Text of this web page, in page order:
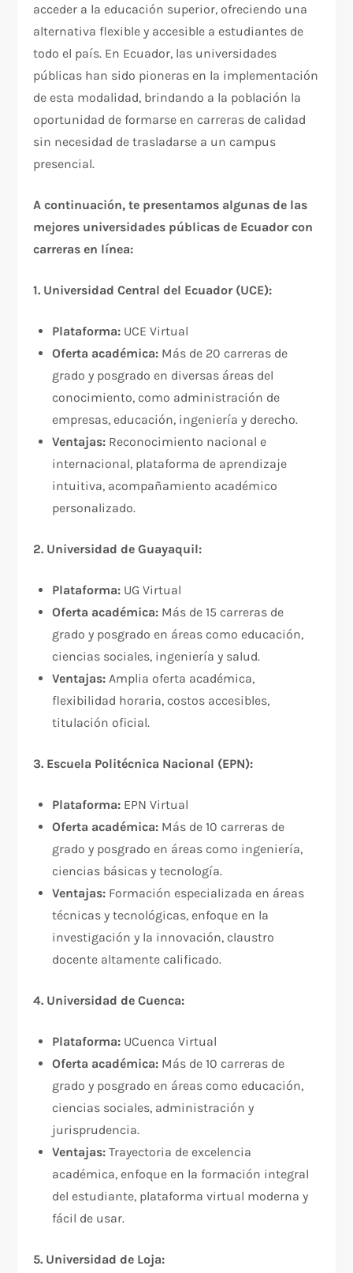
acceder a la educación superior, ofreciendo una
alternativa flexible y accesible a estudiantes de
todo el país. En Ecuador, las universidades
públicas han sido pioneras en la implementación
de esta modalidad, brindando a la población la
oportunidad de formarse en carreras de calidad
sin necesidad de trasladarse a un campus
presencial.
A continuación, te presentamos algunas de las
mejores universidades públicas de Ecuador con
carreras en línea:
1. Universidad Central del Ecuador (UCE):
Plataforma: UCE Virtual
Oferta académica: Más de 20 carreras de
grado y posgrado en diversas áreas del
conocimiento, como administración de
empresas, educación, ingeniería y derecho.
Ventajas: Reconocimiento nacional e
internacional, plataforma de aprendizaje
intuitiva, acompañamiento académico
personalizado.
2. Universidad de Guayaquil:
Plataforma: UG Virtual
Oferta académica: Más de 15 carreras de
grado y posgrado en áreas como educación,
ciencias sociales, ingeniería y salud.
Ventajas: Amplia oferta académica,
flexibilidad horaria, costos accesibles,
titulación oficial.
3. Escuela Politécnica Nacional (EPN):
Plataforma: EPN Virtual
Oferta académica: Más de 10 carreras de
grado y posgrado en áreas como ingeniería,
ciencias básicas y tecnología.
Ventajas: Formación especializada en áreas
técnicas y tecnológicas, enfoque en la
investigación y la innovación, claustro
docente altamente calificado.
4. Universidad de Cuenca:
Plataforma: UCuenca Virtual
Oferta académica: Más de 10 carreras de
grado y posgrado en áreas como educación,
ciencias sociales, administración y
jurisprudencia.
Ventajas: Trayectoria de excelencia
académica, enfoque en la formación integral
del estudiante, plataforma virtual moderna y
fácil de usar.
5. Universidad de Loja: